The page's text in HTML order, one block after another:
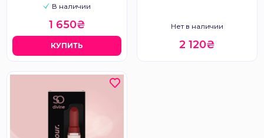
В наличии
1 650₴
КУПИТЬ
Нет в наличии
2 120₴